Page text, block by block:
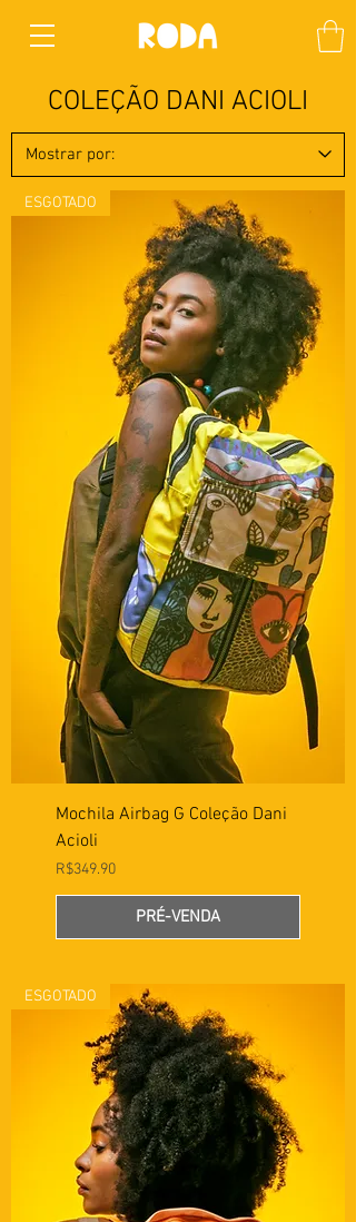
COLEÇÃO DANI ACIOLI
ESGOTADO
Mochila Airbag G Coleção Dani
Acioli
Preço
R$349.90
PRÉ-VENDA
ESGOTADO